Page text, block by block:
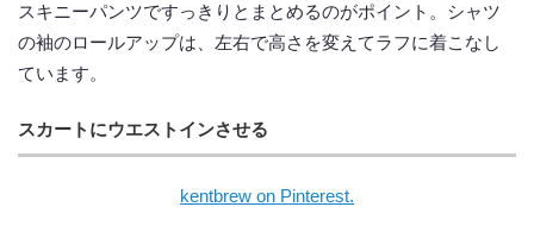
スキニーパンツですっきりとまとめるのがポイント。シャツ
の袖のロールアップは、左右で高さを変えてラフに着こなし
ています。
スカートにウエストインさせる
kentbrew on Pinterest.